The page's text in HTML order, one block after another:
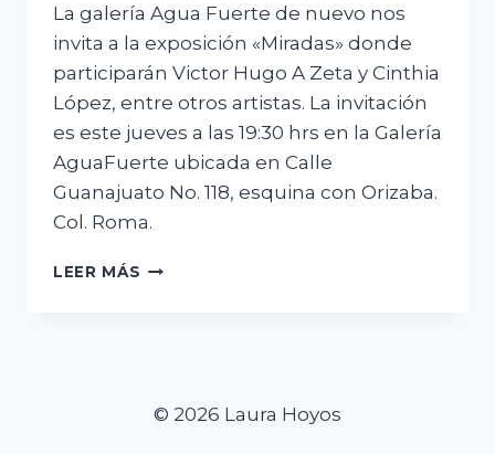
La galería Agua Fuerte de nuevo nos
invita a la exposición «Miradas» donde
participarán Victor Hugo A Zeta y Cinthia
López, entre otros artistas. La invitación
es este jueves a las 19:30 hrs en la Galería
AguaFuerte ubicada en Calle
Guanajuato No. 118, esquina con Orizaba.
Col. Roma.
LEER MÁS ¡MIRADAS!
© 2026 Laura Hoyos